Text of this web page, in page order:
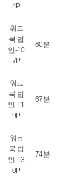
4P
워크
북 법
인-10
7P
60분
워크
북 법
인-11
9P
67분
워크
북 법
인-13
0P
74분